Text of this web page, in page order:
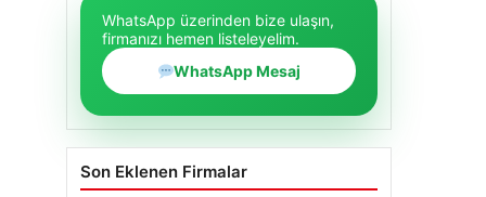
WhatsApp üzerinden bize ulaşın,
firmanızı hemen listeleyelim.
WhatsApp Mesaj
Son Eklenen Firmalar